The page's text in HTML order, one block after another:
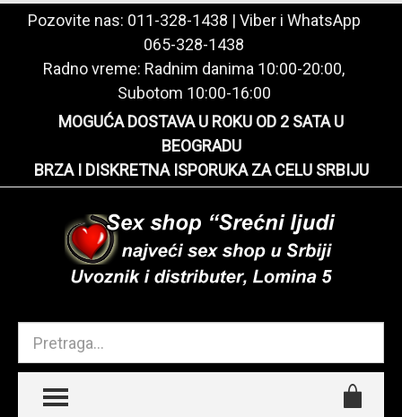
Pozovite nas: 011-328-1438 | Viber i WhatsApp
065-328-1438
Radno vreme: Radnim danima 10:00-20:00,
Subotom 10:00-16:00
MOGUĆA DOSTAVA U ROKU OD 2 SATA U
BEOGRADU
BRZA I DISKRETNA ISPORUKA ZA CELU SRBIJU
TOGGLE MENU